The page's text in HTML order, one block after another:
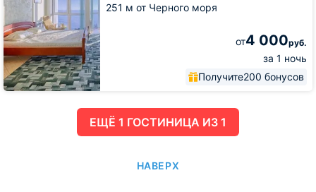
251 м от Черного моря
от4 000руб.
за 1 ночь
Получите200 бонусов
ЕЩË 1 ГОСТИНИЦА ИЗ 1
НАВЕРХ